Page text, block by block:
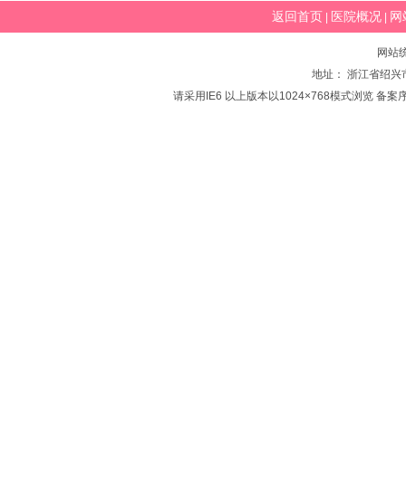
返回首页 医院概况| 网
网站
地址： 浙江省绍兴
请采用IE6 以上版本以1024×768模式浏览 备案